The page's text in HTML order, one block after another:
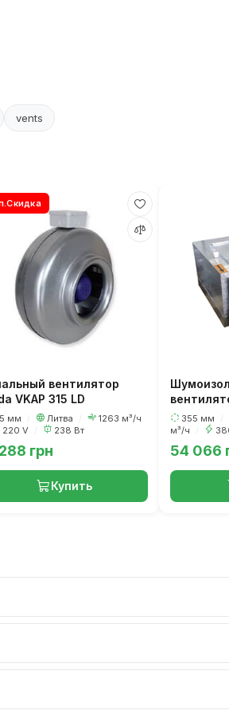
vents
вентилятор
VKAP 315 LD
мм Литва
1263 м³/ч
220 V 238 Вт
грн
Купить
VENT-
355 мм
м³/ч
54 066